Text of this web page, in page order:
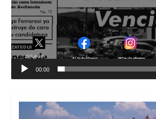
00:00